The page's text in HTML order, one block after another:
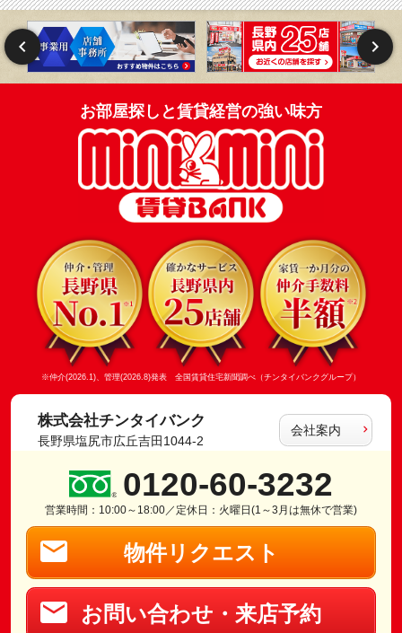
お部屋探しと賃貸経営の強い味方
※仲介(2026.1)、管理(2026.8)発表 全国賃貸住宅新聞調べ（チンタイバンクグループ）
株式会社チンタイバンク
長野県塩尻市広丘吉田1044-2
会社案内
0120-60-3232
営業時間：10:00～18:00／定休日：火曜日(1～3月は無休で営業)
物件リクエスト
お問い合わせ・来店予約